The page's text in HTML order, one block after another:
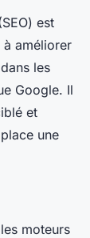
est
améliorer
les
Google. Il
et
une
moteurs